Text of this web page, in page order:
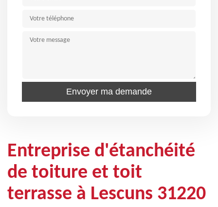
Entreprise d'étanchéité
de toiture et toit
terrasse à Lescuns 31220